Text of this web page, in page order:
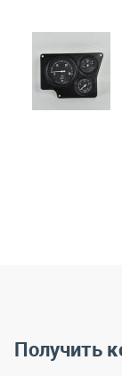
Получить